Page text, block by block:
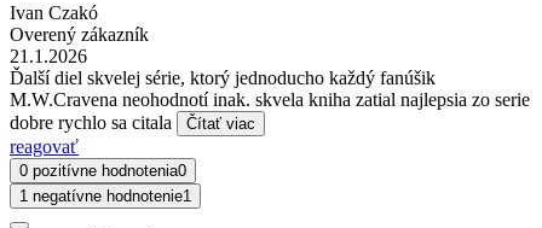
Ivan Czakó
Overený zákazník
21.1.2026
Ďalší diel skvelej série, ktorý jednoducho každý fanúšik
M.W.Cravena neohodnotí inak. skvela kniha zatial najlepsia zo serie
dobre rychlo sa citala
Čítať viac
reagovať
0 pozitívne hodnotenia0
1 negatívne hodnotenie1